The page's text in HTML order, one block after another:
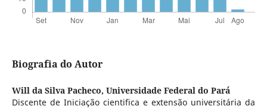
Biografia do Autor
Will da Silva Pacheco, Universidade Federal do Pará
Discente de Iniciação cientifica e extensão universitária da